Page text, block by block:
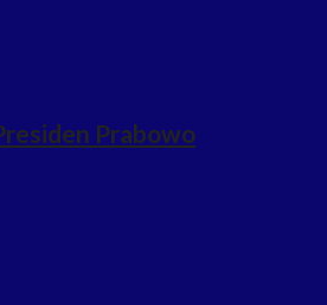
Prabowo